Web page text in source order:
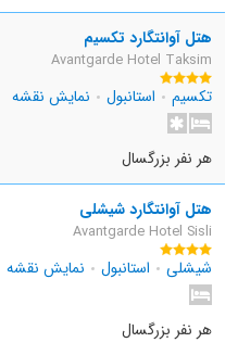
هتل آوانتگارد تکسیم
Avantgarde Hotel Taksim
تکسیم استانبول نمایش نقشه
هر نفر بزرگسال
هتل آوانتگارد شیشلی
Avantgarde Hotel Sisli
شیشلی استانبول نمایش نقشه
هر نفر بزرگسال